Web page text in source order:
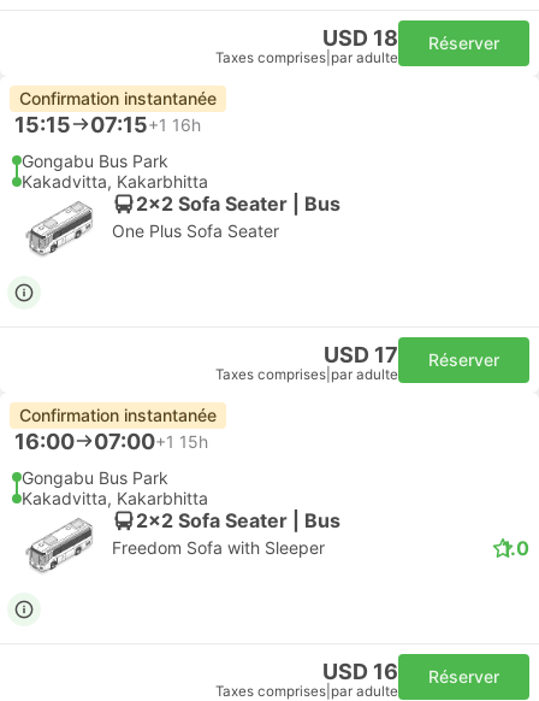
USD 18
Taxes comprises par adulte
Réserver
Confirmation instantanée
15:15 07:15+1 16h
Gongabu Bus Park
Kakadvitta, Kakarbhitta
2x2 Sofa Seater | Bus
One Plus Sofa Seater
USD 17
Taxes comprises par adulte
Réserver
Confirmation instantanée
16:00 07:00+1 15h
Gongabu Bus Park
Kakadvitta, Kakarbhitta
2x2 Sofa Seater | Bus
Freedom Sofa with Sleeper 1.0
USD 16
Taxes comprises par adulte
Réserver